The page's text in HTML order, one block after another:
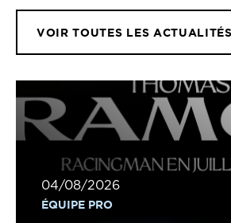
VOIR TOUTES LES ACTUALITÉS
04/08/2026
ÉQUIPE PRO